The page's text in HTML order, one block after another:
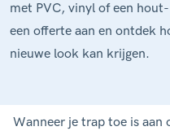
met PVC, vinyl of een
een offerte aan en ontdek
nieuwe look kan krijgen.
Wanneer je trap toe is aan